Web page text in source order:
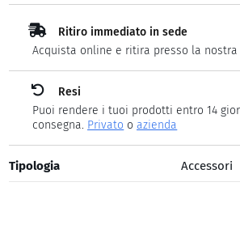
Ritiro immediato in sede
Acquista online e ritira presso la nostra
Resi
Puoi rendere i tuoi prodotti entro 14
consegna. Privato oazienda
Tipologia Accessori